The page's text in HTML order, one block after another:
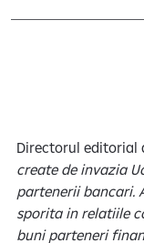
Directorul editorial
create de invazia
partenerii bancari.
sporita in relatiile
buni parteneri